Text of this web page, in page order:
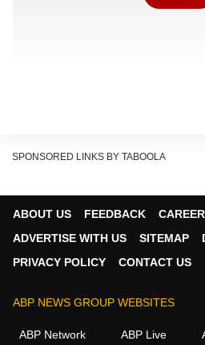
बिल्कुल नहीं होनी चाहिए.
SPONSORED LINKS BY TABOOLA
ABOUT US FEEDBACK
ADVERTISE WITH US
SITEMAP
PRIVACY POLICY
CONTACT US
ABP NEWS GROUP WEBSITES
ABP Network ABP Live